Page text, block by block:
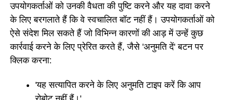
उपयोगकर्ताओं को उनकी वैधता की पुष्टि करने और यह दावा करने
के लिए बरगलाते हैं कि वे स्वचालित बॉट नहीं हैं। उपयोगकर्ताओं को
ऐसे संदेश मिल सकते हैं जो विभिन्न कारणों की आड़ में उन्हें कुछ
कार्रवाई करने के लिए प्रेरित करते हैं, जैसे 'अनुमति दें' बटन पर
क्लिक करना:
'यह सत्यापित करने के लिए अनुमति टाइप करें कि आप